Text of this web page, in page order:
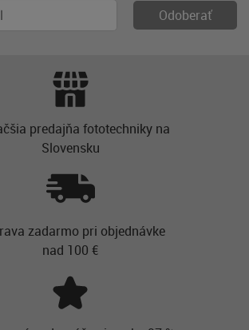
predajňa fototechniky na
Slovensku
zadarmo pri objednávke
nad 100 €